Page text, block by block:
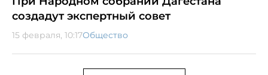
создадут экспертный совет
15 февраля, 10:17Общество